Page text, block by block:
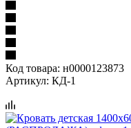
Код товара: н0000123873
Артикул: КД-1